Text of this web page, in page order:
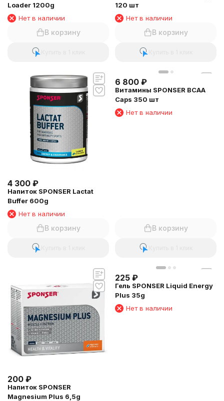
Loader 1200g
Нет в наличии
В корзину
120 шт
Нет в наличии
В корзину
4 300 ₽
Напиток SPONSER Lactat
Buffer 600g
Нет в наличии
В корзину
6 800 ₽
Витамины SPONSER BCAA
Caps 350 шт
Нет в наличии
В корзину
200 ₽
Напиток SPONSER
Magnesium Plus 6,5g
225 ₽
Гель SPONSER Liquid Energy
Plus 35g
Нет в наличии